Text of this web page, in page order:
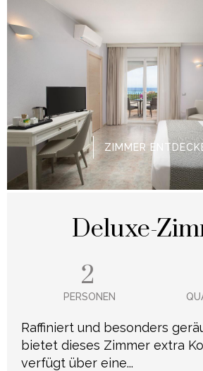
ZIMMER
Deluxe-
2
PERSONEN
Raffiniert und besonders
bietet dieses Zimmer extra
verfügt über eine...